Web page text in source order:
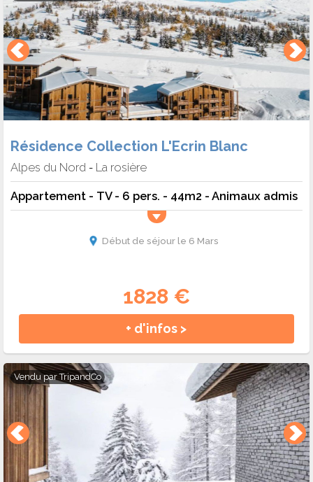
Résidence Collection L'Ecrin Blanc
Alpes du Nord - La rosière
Appartement - TV - 6 pers. - 44m2 - Animaux admis
Début de séjour le 6 Mars
1828 €
+ d'infos >
Vendu parTripandCo